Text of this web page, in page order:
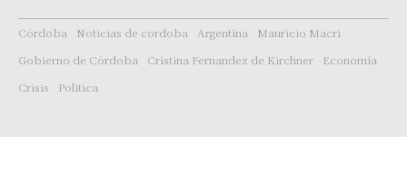
Córdoba Noticias de cordoba Argentina
Mauricio Macri
Gobierno de Córdoba
Cristina Fernandez de Kirchner
Economía
Crisis
Politica